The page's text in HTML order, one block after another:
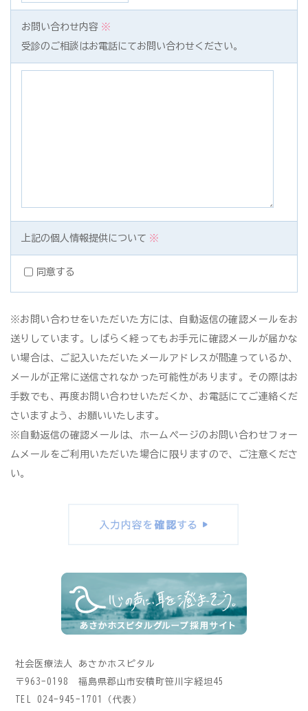
お問い合わせ内容 ※
受診のご相談はお電話にてお問い合わせください。
上記の個人情報提供について ※
同意する
※お問い合わせをいただいた方には、自動返信の確認メールをお
送りしています。しばらく経ってもお手元に確認メールが届かな
い場合は、ご記入いただいたメールアドレスが間違っているか、
メールが正常に送信されなかった可能性があります。その際はお
手数でも、再度お問い合わせいただくか、お電話にてご連絡くだ
さいますよう、お願いいたします。
※自動返信の確認メールは、ホームページのお問い合わせフォー
ムメールをご利用いただいた場合に限りますので、ご注意くださ
い。
社会医療法人 あさかホスピタル
〒963-0198 福島県郡山市安積町笹川字経坦45
TEL 024-945-1701（代表）